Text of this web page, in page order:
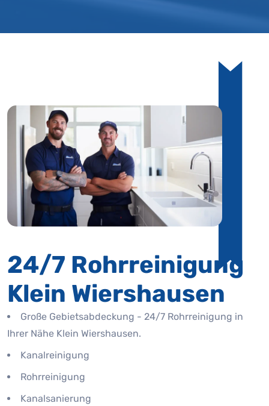
24/7 Rohrreinigung
Klein Wiershausen
Große Gebietsabdeckung - 24/7 Rohrreinigung in
Ihrer Nähe Klein Wiershausen.
Kanalreinigung
Rohrreinigung
Kanalsanierung